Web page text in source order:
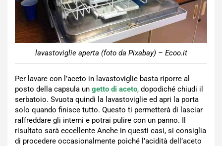
lavastoviglie aperta (foto da Pixabay) – Ecoo.it
Per lavare con l’aceto in lavastoviglie basta riporre al
posto della capsula un getto di aceto, dopodiché chiudi il
serbatoio. Svuota quindi la lavastoviglie ed apri la porta
solo quando finisce tutto. Questo ti permetterà di lasciar
raffreddare gli interni e potrai pulire con un panno. Il
risultato sarà eccellente Anche in questi casi, si consiglia
di procedere occasionalmente poiché l’acidità dell’aceto